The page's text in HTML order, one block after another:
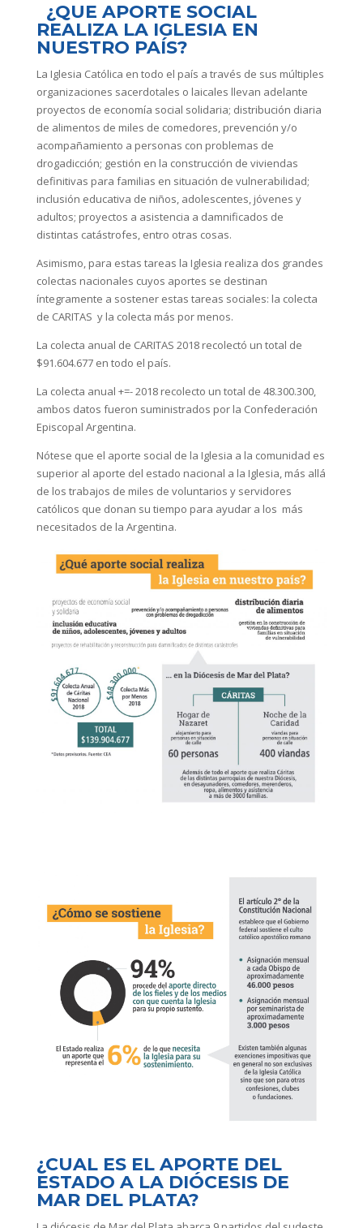
¿QUE APORTE SOCIAL
REALIZA LA IGLESIA EN
NUESTRO PAÍS?
La Iglesia Católica en todo el país a través de sus múltiples
organizaciones sacerdotales o laicales llevan adelante
proyectos de economía social solidaria; distribución diaria
de alimentos de miles de comedores, prevención y/o
acompañamiento a personas con problemas de
drogadicción; gestión en la construcción de viviendas
definitivas para familias en situación de vulnerabilidad;
inclusión educativa de niños, adolescentes, jóvenes y
adultos; proyectos a asistencia a damnificados de
distintas catástrofes, entro otras cosas.
Asimismo, para estas tareas la Iglesia realiza dos grandes
colectas nacionales cuyos aportes se destinan
íntegramente a sostener estas tareas sociales: la colecta
de CARITAS y la colecta más por menos.
La colecta anual de CARITAS 2018 recolectó un total de
$91.604.677 en todo el país.
La colecta anual +=- 2018 recolecto un total de 48.300.300,
ambos datos fueron suministrados por la Confederación
Episcopal Argentina.
Nótese que el aporte social de la Iglesia a la comunidad es
superior al aporte del estado nacional a la Iglesia, más allá
de los trabajos de miles de voluntarios y servidores
católicos que donan su tiempo para ayudar a los más
necesitados de la Argentina.
¿CUAL ES EL APORTE DEL
ESTADO A LA DIÓCESIS DE
MAR DEL PLATA?